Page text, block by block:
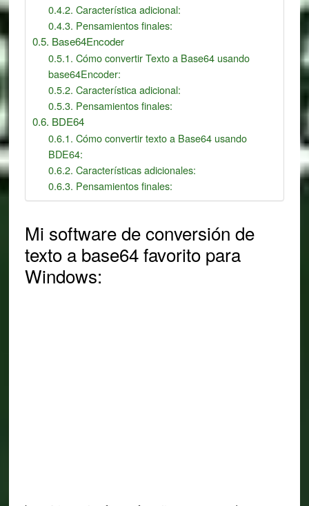
Característica adicional:
Pensamientos finales:
Base64Encoder
Cómo convertir Texto a Base64 usando
base64Encoder:
Característica adicional:
Pensamientos finales:
BDE64
Cómo convertir texto a Base64 usando
BDE64:
Características adicionales:
Pensamientos finales:
Mi software de conversión de
texto a base64 favorito para
Windows: